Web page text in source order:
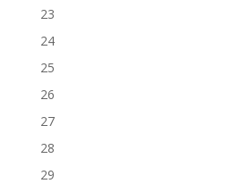
23
24
25
26
27
28
29